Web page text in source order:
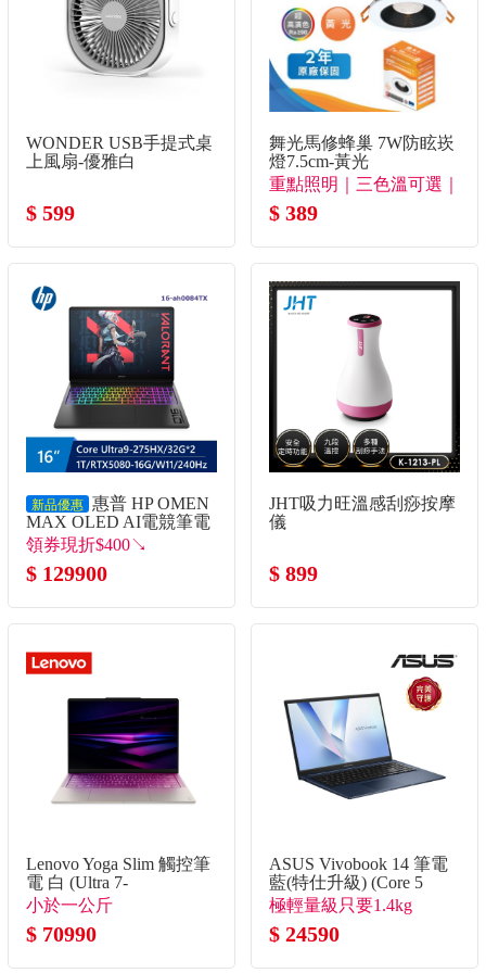
WONDER USB手提式桌
上風扇-優雅白
$ 599
舞光馬修蜂巢 7W防眩崁
燈7.5cm-黃光
重點照明｜三色溫可選｜
極致防眩
$ 389
新品優惠 惠普 HP OMEN
MAX OLED AI電競筆電
16" (Intel Core Ultra9-
275HX/32G*2/1T/RTX5080-
16G/W11)
領券現折$400↘
$ 129900
JHT吸力旺溫感刮痧按摩
儀
$ 899
Lenovo Yoga Slim 觸控筆
電 白 (Ultra 7-
355/32G/1TB SSD/W11)
小於一公斤
$ 70990
ASUS Vivobook 14 筆電
藍(特仕升級) (Core 5
120U/8G+8G/1TB
SSD/W11)
極輕量級只要1.4kg
$ 24590